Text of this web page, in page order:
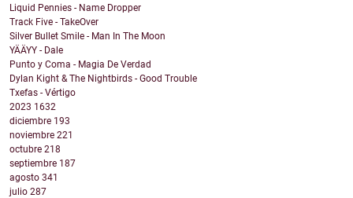
Liquid Pennies - Name Dropper
Track Five - TakeOver
Silver Bullet Smile - Man In The Moon
YÄÄYY - Dale
Punto y Coma - Magia De Verdad
Dylan Kight & The Nightbirds - Good Trouble
Txefas - Vértigo
2023 1632
diciembre 193
noviembre 221
octubre 218
septiembre 187
agosto 341
julio 287